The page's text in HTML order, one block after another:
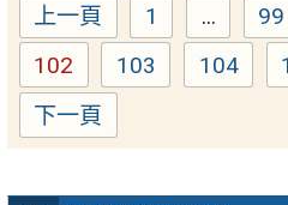
上一頁 Page
1 ... 99
Page
102 Page
103 Page
104
下一頁